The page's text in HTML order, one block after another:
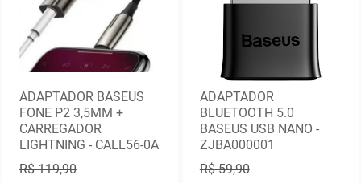
ADAPTADOR BASEUS
FONE P2 3,5MM +
CARREGADOR
LIGHTNING - CALL56-0A
R$ 119,90
ADAPTADOR
BLUETOOTH 5.0
BASEUS USB NANO -
ZJBA000001
R$ 59,90